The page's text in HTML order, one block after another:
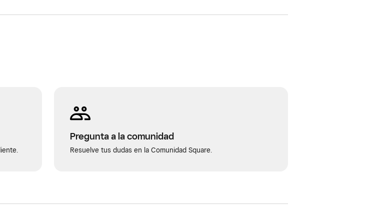
tendrás que actualizar cada
Pregunta a la comunidad
Resuelve tus dudas en la Comunidad Square.